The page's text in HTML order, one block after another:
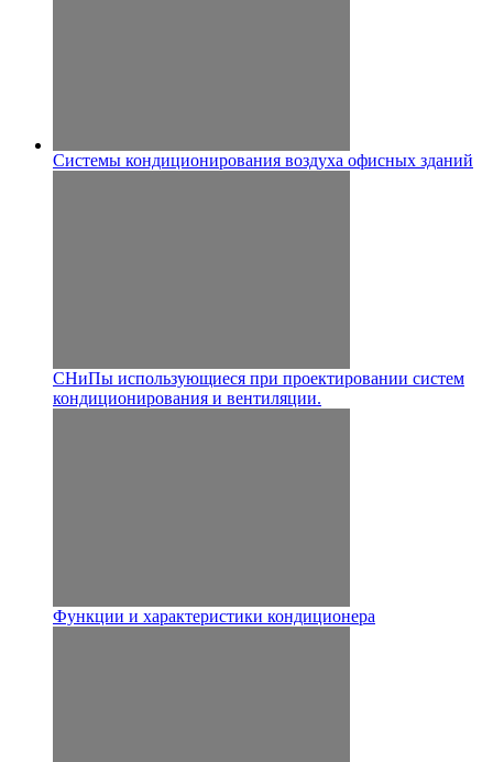
Системы кондиционирования воздуха офисных зданий
СНиПы использующиеся при проектировании систем
кондиционирования и вентиляции.
Функции и характеристики кондиционера